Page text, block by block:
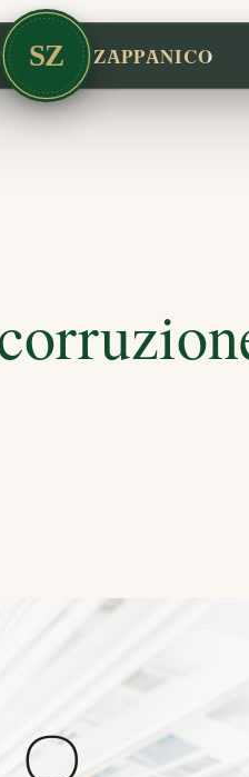
SZ ZAPPANICO